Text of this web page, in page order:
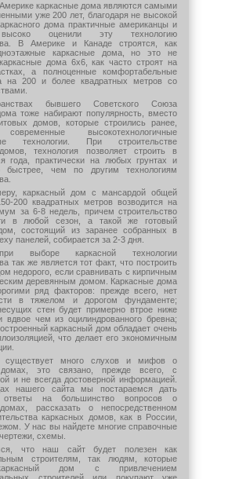
каркасные дома являются самыми
уже 200 лет, благодаря не высокой
дома практичные американцы и
оценили эту технологию
В Америке и Канаде строятся, как
каркасные дома, но это не
дома 6х6, как часто строят на
а полноценные комфортабельные
на 200 и более квадратных метров со
бывшего Советского Союза
тоже набирают популярность, вместо
домов, которые строились ранее,
высокотехнологичные
технологии. При строительстве
технология позволяет строить в
года, практически на любых грунтах и
быстрее, чем по другим технологиям
каркасный дом с мансардой общей
200 квадратных метров возводится на
за 6-8 недель, причем строительство
в любой сезон, а такой же готовый
состоящий из заранее собранных в
панелей, собирается за 2-3 дня.
выборе каркасной технологии
так же является тот факт, что построить
недорого, если сравнивать с кирпичным
деревянным домом. Каркасные дома
ряд факторов: прежде всего, нет
в тяжелом и дорогом фундаменте;
стен будет примерно втрое ниже
вдвое чем из оцилиндрованного бревна;
каркасный дом обладает очень
что делает его экономичным
много слухов и мифов о
домах, это связано, прежде всего, с
и не всегда достоверной информацией.
нашего сайта мы постараемся дать
ответы на большинство вопросов о
рассказать о непосредственном
каркасных домов, как в России,
У нас вы найдете многие справочные
схемы.
что наш сайт будет полезен как
строителям, так людям, которые
дом с привлечением